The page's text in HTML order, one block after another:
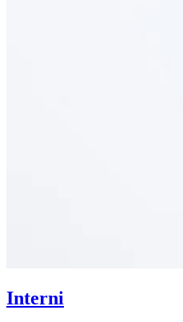
Interni